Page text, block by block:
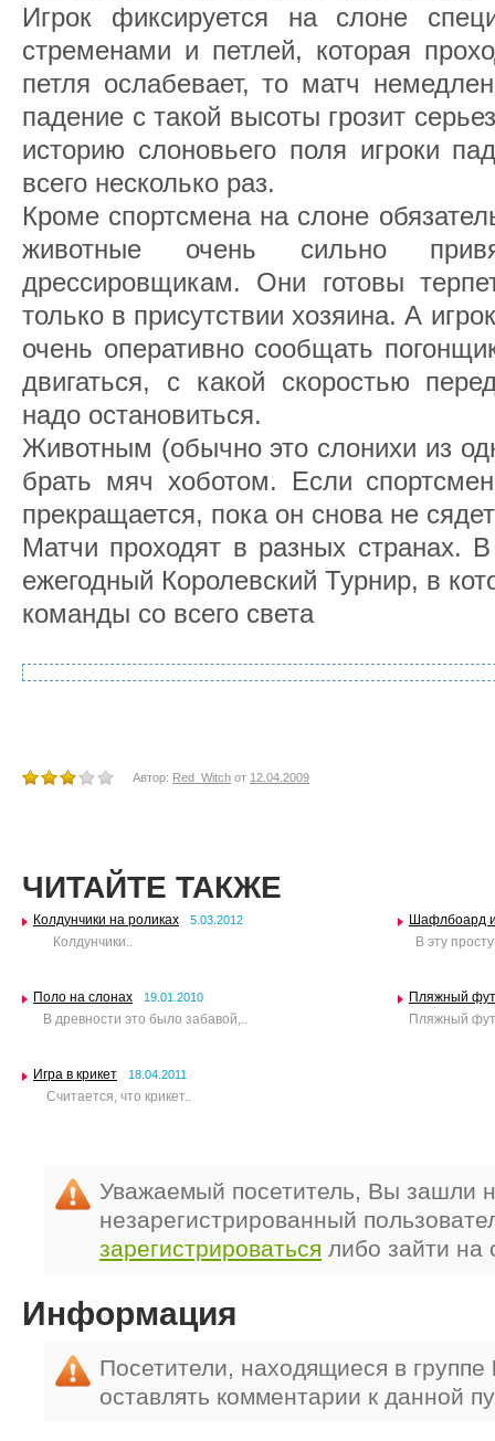
Игрок фиксируется на слоне
стременами и петлей, которая
петля ослабевает, то матч
падение с такой высоты грозит
историю слоновьего поля игроки
всего несколько раз.
Кроме спортсмена на слоне
животные очень сильно
дрессировщикам. Они готовы
только в присутствии хозяина. А
очень оперативно сообщать
двигаться, с какой скоростью
надо остановиться.
Животным (обычно это слонихи из
брать мяч хоботом. Если
прекращается, пока он снова не
Матчи проходят в разных странах.
ежегодный Королевский Турнир, в
команды со всего света
Автор: Red_Witch от 12.04.2009
ЧИТАЙТЕ ТАКЖЕ
Колдунчики на роликах 5.03.2012
Колдунчики..
Шафлбоард
В эту
Поло на слонах 19.01.2010
В древности это было забавой,..
Пляжный
Пляжный
Игра в крикет 18.04.2011
Считается, что крикет..
Уважаемый посетитель, Вы зашли
незарегистрированный
зарегистрироваться либо зайти на
Информация
Посетители, находящиеся в группе
оставлять комментарии к данной